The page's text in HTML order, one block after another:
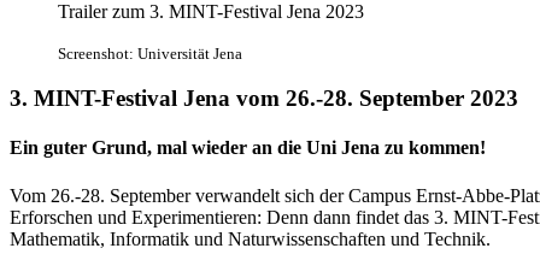
Trailer zum 3. MINT-Festival Jena 2023
Screenshot: Universität Jena
3. MINT-Festival Jena vom 26.-28. September 2023
Ein guter Grund, mal wieder an die Uni Jena zu kommen!
Vom 26.-28. September verwandelt sich der Campus Ernst-Abbe-
Erforschen und Experimentieren: Denn dann findet das 3. MINT-
Mathematik, Informatik und Naturwissenschaften und Technik.